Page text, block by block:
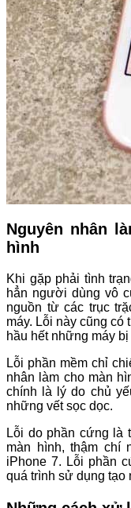
Nguyên nhân
hình
Khi gặp phải tình
hẳn người dùng vô
nguồn từ các trục
máy. Lỗi này cũng có
hầu hết những máy
Lỗi phần mềm chỉ
nhân làm cho màn
chính là lý do chủ
những vết sọc dọc.
Lỗi do phần cứng là
màn hình, thậm chí
iPhone 7. Lỗi phần
quá trình sử dụng tạo